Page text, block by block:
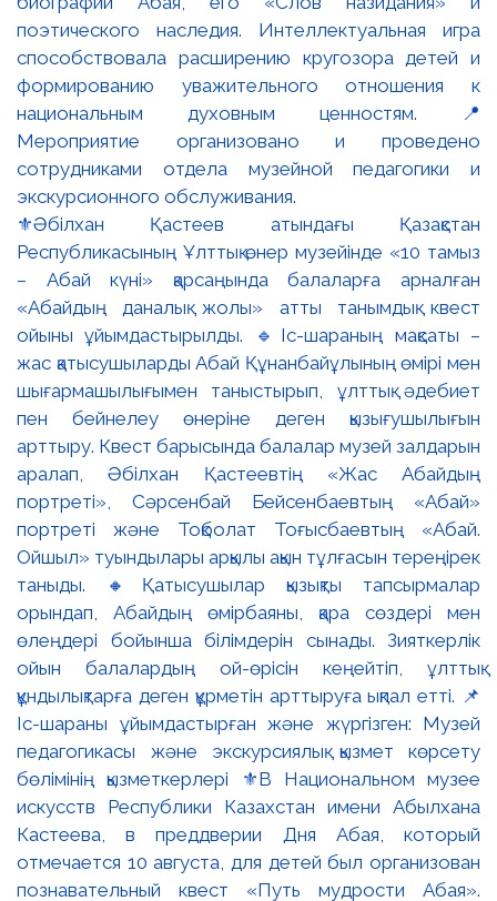
⚜️Әбілхан Қастеев атындағы Қазақстан
Республикасының Ұлттық өнер музейінде «10 тамыз
– Абай күні» қарсаңында балаларға арналған
«Абайдың даналық жолы» атты танымдық квест
ойыны ұйымдастырылды. 🔹Іс-шараның мақсаты –
жас қатысушыларды Абай Құнанбайұлының өмірі мен
шығармашылығымен таныстырып, ұлттық әдебиет
пен бейнелеу өнеріне деген қызығушылығын
арттыру. Квест барысында балалар музей залдарын
аралап, Әбілхан Қастеевтің «Жас Абайдың
портреті», Сәрсенбай Бейсенбаевтың «Абай»
портреті және Тоқболат Тоғысбаевтың «Абай.
Ойшыл» туындылары арқылы ақын тұлғасын тереңірек
таныды. 🔸Қатысушылар қызықты тапсырмалар
орындап, Абайдың өмірбаяны, қара сөздері мен
өлеңдері бойынша білімдерін сынады. Зияткерлік
ойын балалардың ой-өрісін кеңейтіп, ұлттық
құндылықтарға деген құрметін арттыруға ықпал етті. 📌
Іс-шараны ұйымдастырған және жүргізген: Музей
педагогикасы және экскурсиялық қызмет көрсету
бөлімінің қызметкерлері ⚜️В Национальном музее
искусств Республики Казахстан имени Абылхана
Кастеева, в преддверии Дня Абая, который
отмечается 10 августа, для детей был организован
познавательный квест «Путь мудрости Абая».